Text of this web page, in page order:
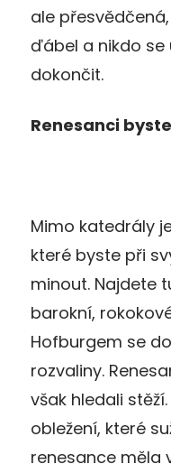
ale
ďábel a nikdo se
dokončit.
Renesanci
Mimo katedrály
které byste při
minout. Najdete
barokní,
Hofburgem se
rozvaliny.
však hledali
obležení, které
renesance měla